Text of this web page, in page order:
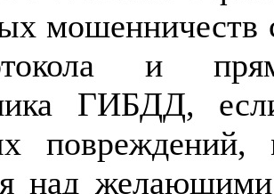
мошенничеств
и
ГИБДД,
над